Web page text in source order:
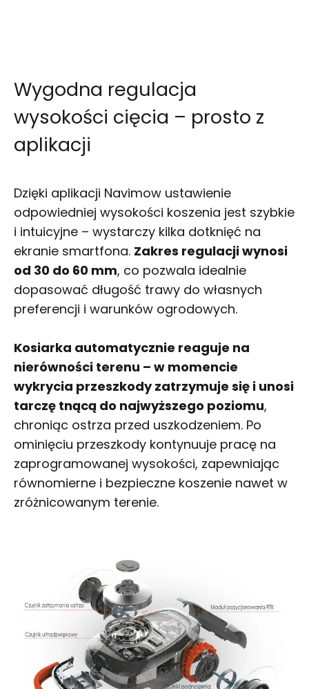
Wygodna regulacja
wysokości cięcia – prosto z
aplikacji
Dzięki aplikacji Navimow ustawienie
odpowiedniej wysokości koszenia jest szybkie
i intuicyjne – wystarczy kilka dotknięć na
ekranie smartfona. Zakres regulacji wynosi
od 30 do 60 mm, co pozwala idealnie
dopasować długość trawy do własnych
preferencji i warunków ogrodowych.
Kosiarka automatycznie reaguje na
nierówności terenu – w momencie
wykrycia przeszkody zatrzymuje się i unosi
tarczę tnącą do najwyższego poziomu,
chroniąc ostrza przed uszkodzeniem. Po
ominięciu przeszkody kontynuuje pracę na
zaprogramowanej wysokości, zapewniając
równomierne i bezpieczne koszenie nawet w
zróżnicowanym terenie.